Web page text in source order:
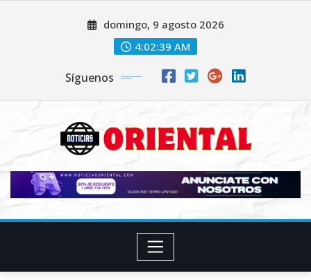
domingo, 9 agosto 2026
4:02:41 AM
Síguenos